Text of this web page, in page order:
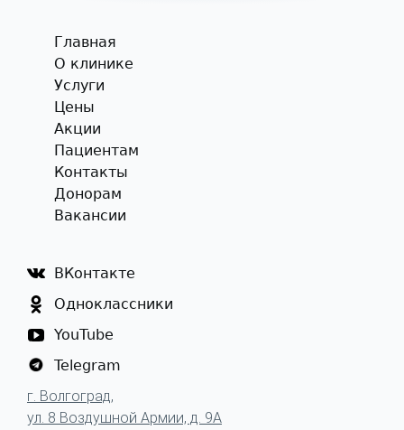
Главная
О клинике
Услуги
Цены
Акции
Пациентам
Контакты
Донорам
Вакансии
ВКонтакте
Одноклассники
YouTube
Telegram
г. Волгоград,
ул. 8 Воздушной Армии, д. 9А